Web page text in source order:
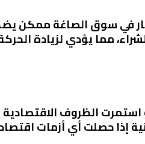
في سوق الصاغة ممكن
مما يؤدي لزيادة
الظروف
إذا حصلت أي أزمات